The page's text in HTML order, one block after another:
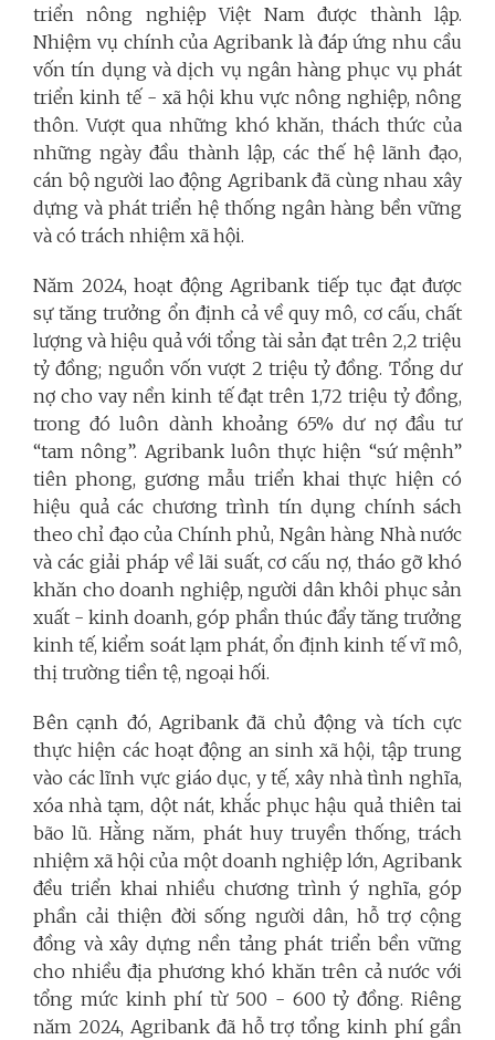
triển nông nghiệp Việt Nam được thành lập.
Nhiệm vụ chính của Agribank là đáp ứng nhu cầu
vốn tín dụng và dịch vụ ngân hàng phục vụ phát
triển kinh tế - xã hội khu vực nông nghiệp, nông
thôn. Vượt qua những khó khăn, thách thức của
những ngày đầu thành lập, các thế hệ lãnh đạo,
cán bộ người lao động Agribank đã cùng nhau xây
dựng và phát triển hệ thống ngân hàng bền vững
và có trách nhiệm xã hội.
Năm 2024, hoạt động Agribank tiếp tục đạt được
sự tăng trưởng ổn định cả về quy mô, cơ cấu, chất
lượng và hiệu quả với tổng tài sản đạt trên 2,2 triệu
tỷ đồng; nguồn vốn vượt 2 triệu tỷ đồng. Tổng dư
nợ cho vay nền kinh tế đạt trên 1,72 triệu tỷ đồng,
trong đó luôn dành khoảng 65% dư nợ đầu tư
“tam nông”. Agribank luôn thực hiện “sứ mệnh”
tiên phong, gương mẫu triển khai thực hiện có
hiệu quả các chương trình tín dụng chính sách
theo chỉ đạo của Chính phủ, Ngân hàng Nhà nước
và các giải pháp về lãi suất, cơ cấu nợ, tháo gỡ khó
khăn cho doanh nghiệp, người dân khôi phục sản
xuất - kinh doanh, góp phần thúc đẩy tăng trưởng
kinh tế, kiểm soát lạm phát, ổn định kinh tế vĩ mô,
thị trường tiền tệ, ngoại hối.
Bên cạnh đó, Agribank đã chủ động và tích cực
thực hiện các hoạt động an sinh xã hội, tập trung
vào các lĩnh vực giáo dục, y tế, xây nhà tình nghĩa,
xóa nhà tạm, dột nát, khắc phục hậu quả thiên tai
bão lũ. Hằng năm, phát huy truyền thống, trách
nhiệm xã hội của một doanh nghiệp lớn, Agribank
đều triển khai nhiều chương trình ý nghĩa, góp
phần cải thiện đời sống người dân, hỗ trợ cộng
đồng và xây dựng nền tảng phát triển bền vững
cho nhiều địa phương khó khăn trên cả nước với
tổng mức kinh phí từ 500 - 600 tỷ đồng. Riêng
năm 2024, Agribank đã hỗ trợ tổng kinh phí gần